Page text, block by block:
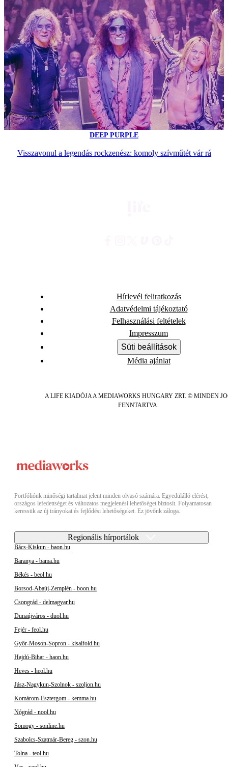
DEEP PURPLE
Visszavonul a legendás rockzenész: komoly szívműtét vár rá
Hírlevél feliratkozás
Adatvédelmi tájékoztató
Felhasználási feltételek
Impresszum
Süti beállítások
Média ajánlat
A LIFE KIADÓJA A MEDIAWORKS HUNGARY ZRT. © MINDEN
FENNTARTVA.
Portfóliónk minőségi tartalmat jelent minden olvasó számára. Egyedülálló elérést,
országos lefedettséget és változatos megjelenési lehetőséget biztosít. Folyamatosan
keressük az új irányokat és fejlődési lehetőségeket. Ez jövőnk záloga.
Regionális hírportálok
Bács-Kiskun - baon.hu
Baranya - bama.hu
Békés - beol.hu
Borsod-Abaúj-Zemplén - boon.hu
Csongrád - delmagyar.hu
Dunaújváros - duol.hu
Fejér - feol.hu
Győr-Moson-Sopron - kisalfold.hu
Hajdú-Bihar - haon.hu
Heves - heol.hu
Jász-Nagykun-Szolnok - szoljon.hu
Komárom-Esztergom - kemma.hu
Nógrád - nool.hu
Somogy - sonline.hu
Szabolcs-Szatmár-Bereg - szon.hu
Tolna - teol.hu